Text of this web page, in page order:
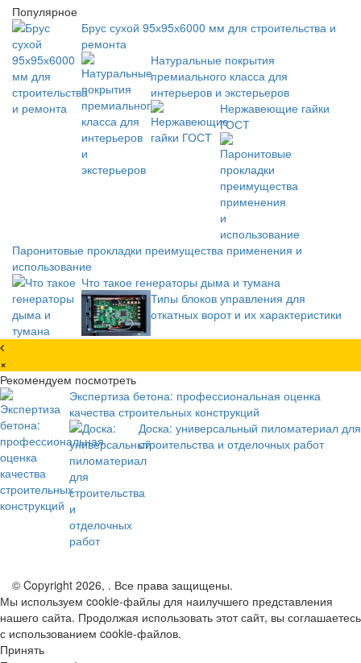
Популярное
Брус сухой 95х95х6000 мм для строительства и
ремонта
Натуральные покрытия
премиального класса для
интерьеров и экстерьеров
Нержавеющие гайки
ГОСТ
Паронитовые прокладки преимущества применения и
использование
Что такое генераторы дыма и тумана
Типы блоков управления для
откатных ворот и их характеристики
×
Рекомендуем посмотреть
Экспертиза бетона: профессиональная оценка
качества строительных конструкций
Доска: универсальный пиломатериал для
строительства и отделочных работ
© Copyright 2026, . Все права защищены.
Мы используем cookie-файлы для наилучшего представления
нашего сайта. Продолжая использовать этот сайт, вы соглашаетесь
с использованием cookie-файлов.
Принять